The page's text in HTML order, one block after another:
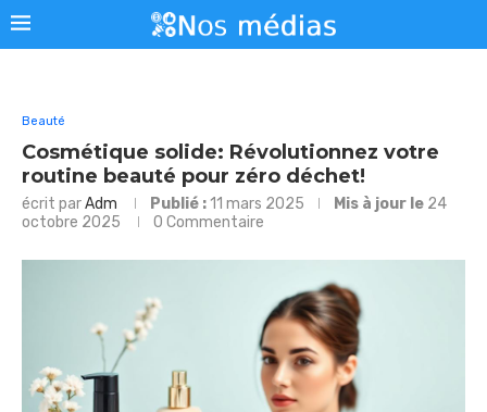
Beauté
Cosmétique solide: Révolutionnez votre
routine beauté pour zéro déchet!
écrit parAdm Publié : 11 mars 2025 Mis à jour le 24
octobre 2025
0 Commentaire